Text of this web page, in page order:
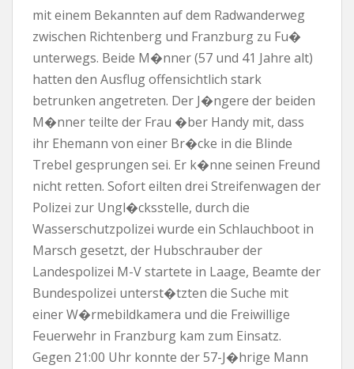
mit einem Bekannten auf dem Radwanderweg
zwischen Richtenberg und Franzburg zu Fu�
unterwegs. Beide M�nner (57 und 41 Jahre alt)
hatten den Ausflug offensichtlich stark
betrunken angetreten. Der J�ngere der beiden
M�nner teilte der Frau �ber Handy mit, dass
ihr Ehemann von einer Br�cke in die Blinde
Trebel gesprungen sei. Er k�nne seinen Freund
nicht retten. Sofort eilten drei Streifenwagen der
Polizei zur Ungl�cksstelle, durch die
Wasserschutzpolizei wurde ein Schlauchboot in
Marsch gesetzt, der Hubschrauber der
Landespolizei M-V startete in Laage, Beamte der
Bundespolizei unterst�tzten die Suche mit
einer W�rmebildkamera und die Freiwillige
Feuerwehr in Franzburg kam zum Einsatz.
Gegen 21:00 Uhr konnte der 57-J�hrige Mann